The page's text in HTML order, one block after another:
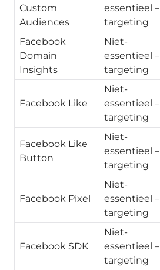
Custom
Audiences
essentieel –
targeting
Facebook
Domain
Insights
Niet-
essentieel –
targeting
Facebook Like
Niet-
essentieel –
targeting
Facebook Like
Button
Niet-
essentieel –
targeting
Facebook Pixel
Niet-
essentieel –
targeting
Facebook SDK
Niet-
essentieel –
targeting